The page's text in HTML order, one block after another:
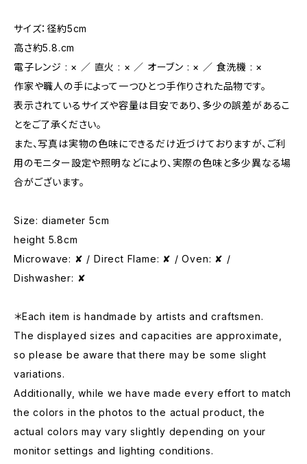
サイズ：径約5cm
高さ約5.8.cm
電子レンジ : × ／ 直火 : × ／ オーブン : × ／ 食洗機 : ×
作家や職人の手によって一つひとつ手作りされた品物です。
表示されているサイズや容量は目安であり、多少の誤差があるこ
とをご了承ください。
また、写真は実物の色味にできるだけ近づけておりますが、ご利
用のモニター設定や照明などにより、実際の色味と多少異なる場
合がございます。
Size: diameter 5cm
height 5.8cm
Microwave: ✘ / Direct Flame: ✘ / Oven: ✘ /
Dishwasher: ✘
＊Each item is handmade by artists and craftsmen.
The displayed sizes and capacities are approximate,
so please be aware that there may be some slight
variations.
Additionally, while we have made every effort to match
the colors in the photos to the actual product, the
actual colors may vary slightly depending on your
monitor settings and lighting conditions.